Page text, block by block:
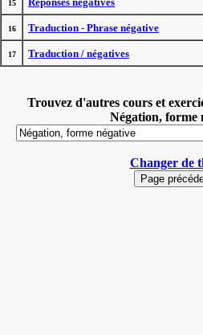
15
16 Traduction - Phrase négative
17 Traduction / négatives
Trouvez d'autres cours et
Négation, forme
Changer de